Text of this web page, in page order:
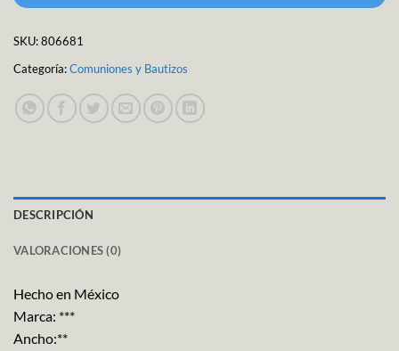
SKU:806681
Categoría:Comuniones y Bautizos
DESCRIPCIÓN
VALORACIONES (0)
Hecho en México
Marca: ***
Ancho:**